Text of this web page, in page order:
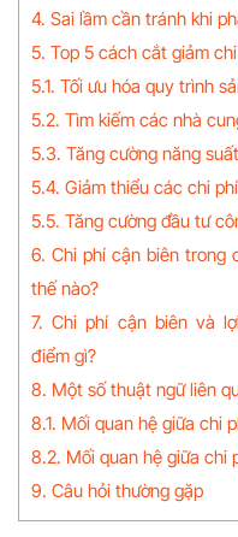
4. Sai lầm cần tránh khi
5. Top 5 cách cắt giảm
5.1. Tối ưu hóa quy trình
5.2. Tìm kiếm các nhà
5.3. Tăng cường năng
5.4. Giảm thiểu các chi
5.5. Tăng cường đầu tư
6. Chi phí cận biên trong
thế nào?
7. Chi phí cận biên và
điểm gì?
8. Một số thuật ngữ liên
8.1. Mối quan hệ giữa chi
8.2. Mối quan hệ giữa chi
9. Câu hỏi thường gặp